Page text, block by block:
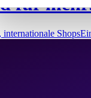
internationale